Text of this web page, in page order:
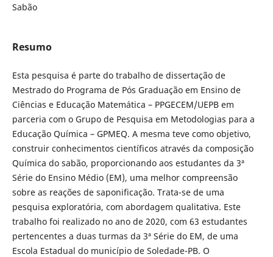
Sabão
Resumo
Esta pesquisa é parte do trabalho de dissertação de
Mestrado do Programa de Pós Graduação em Ensino de
Ciências e Educação Matemática – PPGECEM/UEPB em
parceria com o Grupo de Pesquisa em Metodologias para a
Educação Química – GPMEQ. A mesma teve como objetivo,
construir conhecimentos científicos através da composição
Química do sabão, proporcionando aos estudantes da 3ª
Série do Ensino Médio (EM), uma melhor compreensão
sobre as reações de saponificação. Trata-se de uma
pesquisa exploratória, com abordagem qualitativa. Este
trabalho foi realizado no ano de 2020, com 63 estudantes
pertencentes a duas turmas da 3ª Série do EM, de uma
Escola Estadual do município de Soledade-PB. O